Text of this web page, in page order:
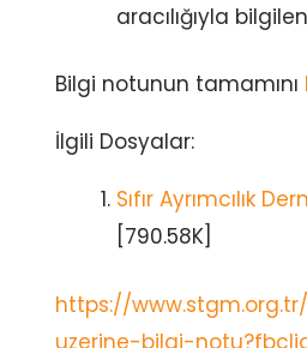
aracılığıyla
Bilgi notunun tamamını
İlgili Dosyalar:
Sıfır Ayrımcılık
[790.58K]
https://
uzerine-bilgi-